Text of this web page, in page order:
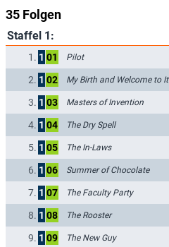
35 Folgen
Staffel 1:
1. 1 01 Pilot
2. 1 02 My Birth and Welcome to It
3. 1 03 Masters of Invention
4. 1 04 The Dry Spell
5. 1 05 The In-Laws
6. 1 06 Summer of Chocolate
7. 1 07 The Faculty Party
8. 1 08 The Rooster
9. 1 09 The New Guy